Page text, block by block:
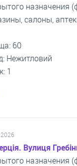
назначения
салоны,
60
Нежитловий
1
Вулиця
назначения